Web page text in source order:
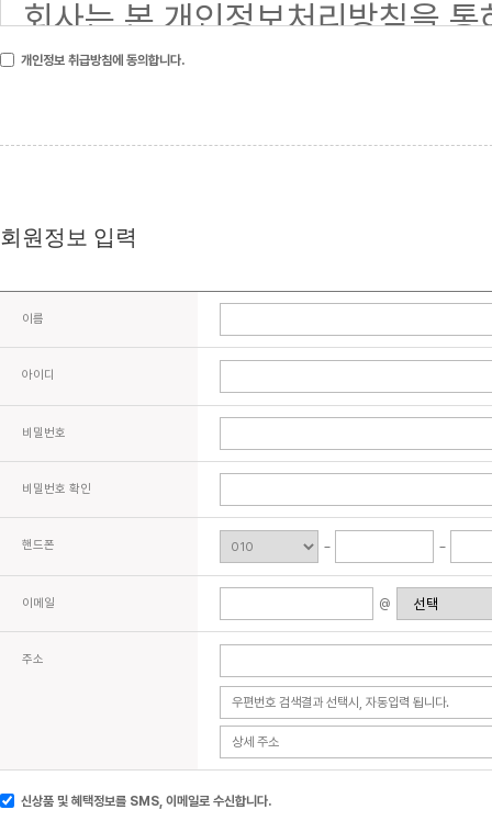
개인정보 취급방침에 동의합니다.
회원정보 입력
이름
아이디
비밀번호
비밀번호 확인
핸드폰
이메일 @
주소
신상품 및 혜택정보를 SMS, 이메일로 수신합니다.